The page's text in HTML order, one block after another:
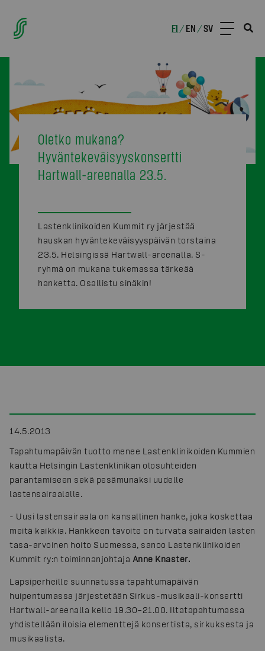
FI /EN /SV
Oletko mukana?
Hyväntekeväisyyskonsertti
Hartwall-areenalla 23.5.
Lastenklinikoiden Kummit ry järjestää
hauskan hyväntekeväisyyspäivän torstaina
23.5. Helsingissä Hartwall-areenalla. S-
ryhmä on mukana tukemassa tärkeää
hanketta. Osallistu sinäkin!
14.5.2013
Tapahtumapäivän tuotto menee Lastenklinikoiden Kummien
kautta Helsingin Lastenklinikan olosuhteiden
parantamiseen sekä pesämunaksi uudelle
lastensairaalalle.
- Uusi lastensairaala on kansallinen hanke, joka koskettaa
meitä kaikkia. Hankkeen tavoite on turvata sairaiden lasten
tasa-arvoinen hoito Suomessa, sanoo Lastenklinikoiden
Kummit ry:n toiminnanjohtaja Anne Knaster.
Lapsiperheille suunnatussa tapahtumapäivän
huipentumassa järjestetään Sirkus-musikaali-konsertti
Hartwall-areenalla kello 19.30–21.00. Iltatapahtumassa
yhdistellään iloisia elementtejä konsertista, sirkuksesta ja
musikaalista.